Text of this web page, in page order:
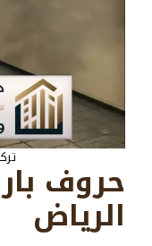
حروف
الرياض